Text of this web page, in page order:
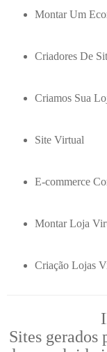
Montar Um
Criadores De
Criamos Sua
Site Virtual
E-commerce
Montar Loja
Criação Lojas
Sites gerados